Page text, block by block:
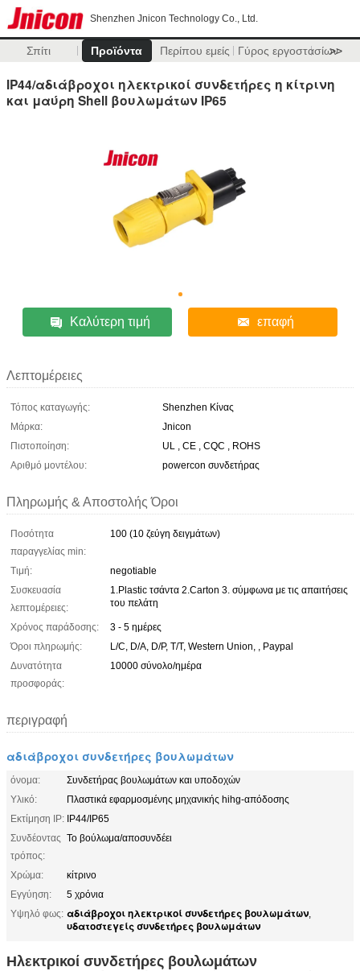
Shenzhen Jnicon Technology Co., Ltd.
Σπίτι Προϊόντα Περίπου εμείς Γύρος εργοστασίων
>>
IP44/αδιάβροχοι ηλεκτρικοί συνδετήρες η κίτρινη
και μαύρη Shell βουλωμάτων IP65
Καλύτερη τιμή επαφή
Λεπτομέρειες
Τόπος καταγωγής:
Shenzhen Κίνας
Μάρκα:
Jnicon
Πιστοποίηση:
UL , CE , CQC , ROHS
Αριθμό μοντέλου:
powercon συνδετήρας
Πληρωμής & Αποστολής Όροι
Ποσότητα
παραγγελίας min:
100 (10 ζεύγη δειγμάτων)
Τιμή:
negotiable
Συσκευασία
λεπτομέρειες:
1.Plastic τσάντα 2.Carton 3. σύμφωνα με τις απαιτήσεις
του πελάτη
Χρόνος παράδοσης:
3 - 5 ημέρες
Όροι πληρωμής:
L/C, D/A, D/P, T/T, Western Union, , Paypal
Δυνατότητα
προσφοράς:
10000 σύνολο/ημέρα
περιγραφή
αδιάβροχοι συνδετήρες βουλωμάτων
όνομα:
Συνδετήρας βουλωμάτων και υποδοχών
Υλικό:
Πλαστικά εφαρμοσμένης μηχανικής hihg-απόδοσης
Εκτίμηση IP: IP44/IP65
Συνδέοντας
τρόπος:
Το βούλωμα/αποσυνδέει
Χρώμα:
κίτρινο
Εγγύηση:
5 χρόνια
Υψηλό φως: αδιάβροχοι ηλεκτρικοί συνδετήρες βουλωμάτων,
υδατοστεγείς συνδετήρες βουλωμάτων
Ηλεκτρικοί συνδετήρες βουλωμάτων